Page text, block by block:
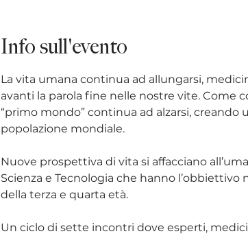
Info sull'evento
La vita umana continua ad allungarsi,
avanti la parola fine nelle nostre vite. Come
“primo mondo” continua ad alzarsi,
popolazione mondiale.
Nuove prospettiva di vita si affacciano
Scienza e Tecnologia che hanno
della terza e quarta età.
Un ciclo di sette incontri dove esperti,